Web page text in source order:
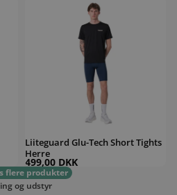
Liiteguard Glu-Tech Short Tights
Herre
499,00 DKK
flere produkter
og udstyr